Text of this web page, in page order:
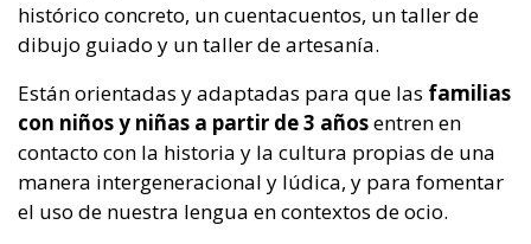
histórico concreto, un cuentacuentos, un taller de
dibujo guiado y un taller de artesanía.
Están orientadas y adaptadas para que las familias
con niños y niñas a partir de 3 añosentren en
contacto con la historia y la cultura propias de una
manera intergeneracional y lúdica, y para fomentar
el uso de nuestra lengua en contextos de ocio.